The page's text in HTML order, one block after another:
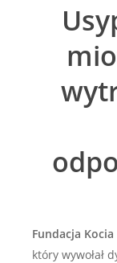
Fundacja
który wywołał